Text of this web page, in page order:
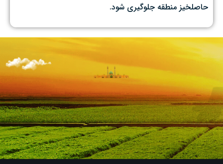
حاصلخیز منطقه جلوگیری شود.